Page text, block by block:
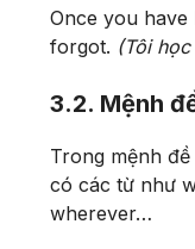
Once you
forgot. (Tôi
3.2. Mệnh
Trong mệnh
có các từ như
wherever…